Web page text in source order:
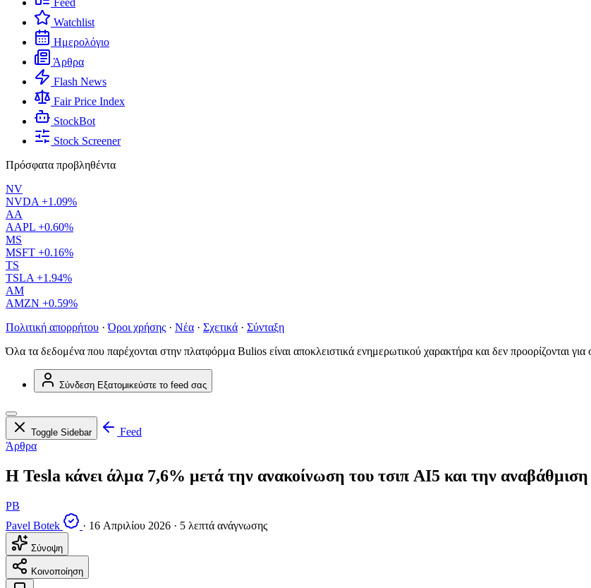
Feed
Watchlist
Ημερολόγιο
Άρθρα
Flash News
Fair Price Index
StockBot
Stock Screener
Πρόσφατα προβληθέντα
NV
NVDA +1.09%
AA
AAPL +0.60%
MS
MSFT +0.16%
TS
TSLA +1.94%
AM
AMZN +0.59%
Πολιτική απορρήτου · Όροι χρήσης · Νέα · Σχετικά · Σύνταξη
Όλα τα δεδομένα που παρέχονται στην πλατφόρμα Bulios είναι αποκλειστικά ενημερωτικού χαρακτήρα και δεν προορίζονται για
Σύνδεση Εξατομικεύστε το feed σας
Toggle Sidebar
Feed
Άρθρα
Η Tesla κάνει άλμα 7,6% μετά την ανακοίνωση του τσιπ AI5 και την
PB
Pavel Botek
· 16 Απριλίου 2026 · 5 λεπτά ανάγνωσης
Σύνοψη
Κοινοποίηση